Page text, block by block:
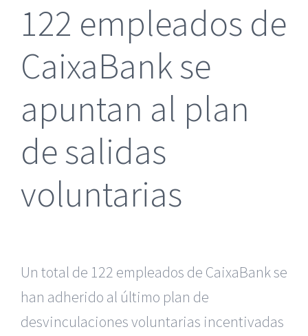
122 empleados de
CaixaBank se
apuntan al plan
de salidas
voluntarias
Un total de 122 empleados de CaixaBank se
han adherido al último plan de
desvinculaciones voluntarias incentivadas